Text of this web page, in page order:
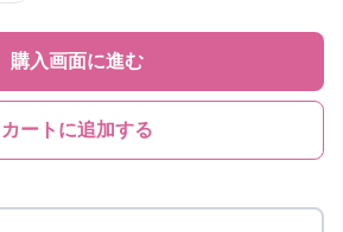
購入画面に進む
カートに追加する